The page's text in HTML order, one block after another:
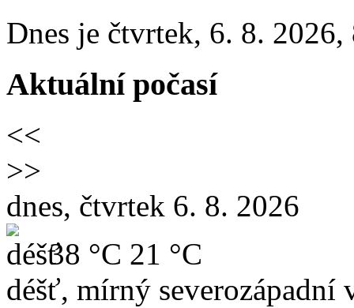
Dnes je čtvrtek, 6. 8. 2026,
Aktuální počasí
<<
>>
dnes, čtvrtek 6. 8. 2026
38 °C 21 °C
déšť, mírný severozápadní